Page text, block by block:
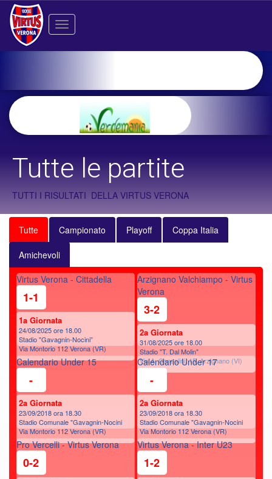
Toggle
navigation
Tutte le partite
TUTTI I RISULTATI DELLA VIRTUS VERONA
Tutte Campionato Playoff Coppa Italia
Amichevoli
Virtus Verona - Cittadella
1-1
1a Giornata
24/08/2025 ore 18.00
Stadio "Gavagnin-Nocini”
Via Montorio 112 Verona (VR)
Arzignano Valchiampo - Virtus
Verona
3-2
2a Giornata
31/08/2025 ore 18.00
Stadio "T. Dal Molin"
Via A. Consolini, 15, Arzignano (VI)
Calendario Under 15
-
2a Giornata
23/09/2018 ora 18.30
Stadio Comunale "Gavagnin-Nocini
Via Montorio 112 Verona (VR)
Calendario Under 17
-
2a Giornata
23/09/2018 ora 18.30
Stadio Comunale "Gavagnin-Nocini
Via Montorio 112 Verona (VR)
Pro Vercelli - Virtus Verona
0-2
Virtus Verona - Inter U23
1-2